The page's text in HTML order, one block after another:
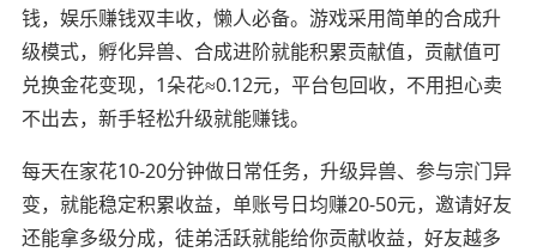
钱，娱乐赚钱双丰收，懒人必备。游戏采用简单的合成升
级模式，孵化异兽、合成进阶就能积累贡献值，贡献值可
兑换金花变现，1朵花≈0.12元，平台包回收，不用担心卖
不出去，新手轻松升级就能赚钱。
每天在家花10-20分钟做日常任务，升级异兽、参与宗门异
变，就能稳定积累收益，单账号日均赚20-50元，邀请好友
还能拿多级分成，徒弟活跃就能给你贡献收益，好友越多